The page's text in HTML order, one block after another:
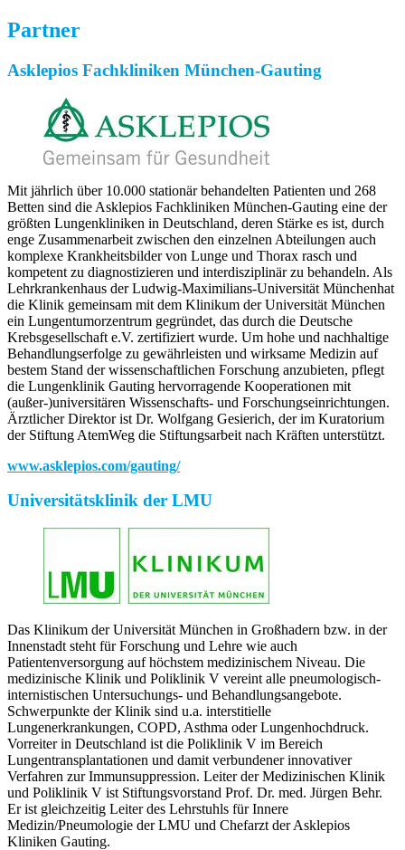
Partner
Asklepios Fachkliniken München-Gauting
Mit jährlich über 10.000 stationär behandelten Patienten und 268
Betten sind die Asklepios Fachkliniken München-Gauting eine der
größten Lungenkliniken in Deutschland, deren Stärke es ist, durch
enge Zusammenarbeit zwischen den einzelnen Abteilungen auch
komplexe Krankheitsbilder von Lunge und Thorax rasch und
kompetent zu diagnostizieren und interdisziplinär zu behandeln. Als
Lehrkrankenhaus der Ludwig-Maximilians-Universität Münchenhat
die Klinik gemeinsam mit dem Klinikum der Universität München
ein Lungentumorzentrum gegründet, das durch die Deutsche
Krebsgesellschaft e.V. zertifiziert wurde. Um hohe und nachhaltige
Behandlungserfolge zu gewährleisten und wirksame Medizin auf
bestem Stand der wissenschaftlichen Forschung anzubieten, pflegt
die Lungenklinik Gauting hervorragende Kooperationen mit
(außer-)universitären Wissenschafts- und Forschungseinrichtungen.
Ärztlicher Direktor ist Dr. Wolfgang Gesierich, der im Kuratorium
der Stiftung AtemWeg die Stiftungsarbeit nach Kräften unterstützt.
www.asklepios.com/gauting/
Universitätsklinik der LMU
Das Klinikum der Universität München in Großhadern bzw. in der
Innenstadt steht für Forschung und Lehre wie auch
Patientenversorgung auf höchstem medizinischem Niveau. Die
medizinische Klinik und Poliklinik V vereint alle pneumologisch-
internistischen Untersuchungs- und Behandlungsangebote.
Schwerpunkte der Klinik sind u.a. interstitielle
Lungenerkrankungen, COPD, Asthma oder Lungenhochdruck.
Vorreiter in Deutschland ist die Poliklinik V im Bereich
Lungentransplantationen und damit verbundener innovativer
Verfahren zur Immunsuppression. Leiter der Medizinischen Klinik
und Poliklinik V ist Stiftungsvorstand Prof. Dr. med. Jürgen Behr.
Er ist gleichzeitig Leiter des Lehrstuhls für Innere
Medizin/Pneumologie der LMU und Chefarzt der Asklepios
Kliniken Gauting.